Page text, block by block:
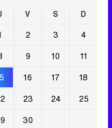
V S
D
2 3
4
9 10
11
16 17
18
23 24
25
30